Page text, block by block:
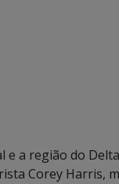
e a região do
Corey Harris,